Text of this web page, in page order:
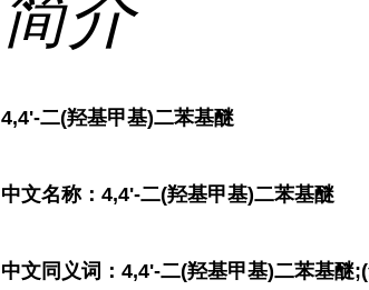
简介
4,4'-二(羟基甲基)二苯基醚
中文名称：4,4'-二(羟基甲基)二苯基醚
中文同义词：4,4'-二(羟基甲基)二苯基醚